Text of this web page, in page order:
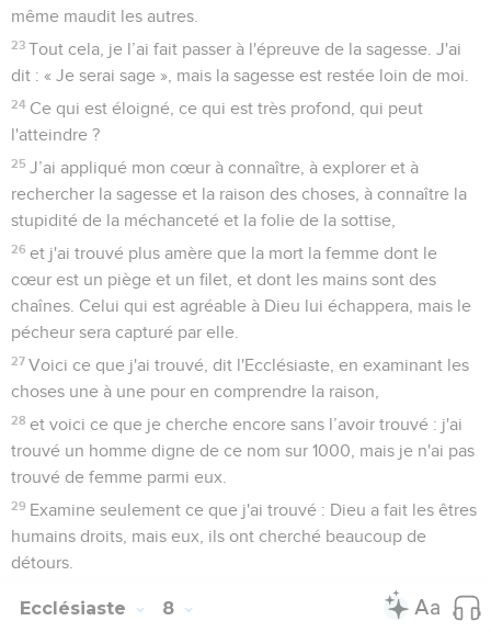
même maudit les autres.
23 Tout cela, je l’ai fait passer à l'épreuve de la sagesse. J'ai
dit : « Je serai sage », mais la sagesse est restée loin de moi.
24 Ce qui est éloigné, ce qui est très profond, qui peut
l'atteindre ?
25 J’ai appliqué mon cœur à connaître, à explorer et à
rechercher la sagesse et la raison des choses, à connaître la
stupidité de la méchanceté et la folie de la sottise,
26 et j'ai trouvé plus amère que la mort la femme dont le
cœur est un piège et un filet, et dont les mains sont des
chaînes. Celui qui est agréable à Dieu lui échappera, mais le
pécheur sera capturé par elle.
27 Voici ce que j'ai trouvé, dit l'Ecclésiaste, en examinant les
choses une à une pour en comprendre la raison,
28 et voici ce que je cherche encore sans l’avoir trouvé : j'ai
trouvé un homme digne de ce nom sur 1000, mais je n'ai pas
trouvé de femme parmi eux.
29 Examine seulement ce que j'ai trouvé : Dieu a fait les êtres
humains droits, mais eux, ils ont cherché beaucoup de
détours.
Ecclésiaste 8